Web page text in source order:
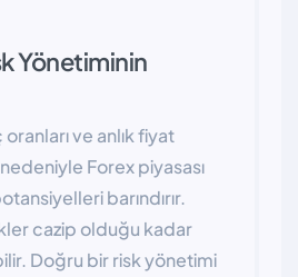
Yönetiminin
ve anlık fiyat
Forex piyasası
barındırır.
cazip olduğu kadar
Doğru bir risk yönetimi